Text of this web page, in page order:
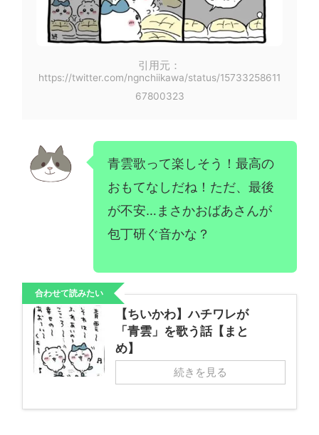
引用元：
https://twitter.com/ngnchiikawa/status/15733258611
67800323
青雲歌って楽しそう！最高の
おもてなしだね！ただ、最後
が不安…まさかおばあさんが
包丁研ぐ音かな？
合わせて読みたい
【ちいかわ】ハチワレが
「青雲」を歌う話【まと
め】
続きを見る